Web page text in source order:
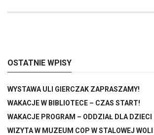
OSTATNIE WPISY
WYSTAWA ULI GIERCZAK ZAPRASZAMY!
WAKACJE W BIBLIOTECE – CZAS START!
WAKACJE PROGRAM – ODDZIAŁ DLA DZIECI
WIZYTA W MUZEUM COP W STALOWEJ WOLI